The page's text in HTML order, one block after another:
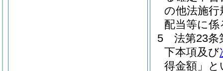
の他法施
配当等に
5
法第23条
下本項及び
得金額」と